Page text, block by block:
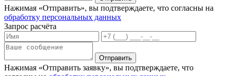
Нажимая «Отправить», вы подтверждаете, что согласны на
обработку персональных данных
Запрос расчёта
Нажимая «Отправить заявку», вы подтверждаете, что